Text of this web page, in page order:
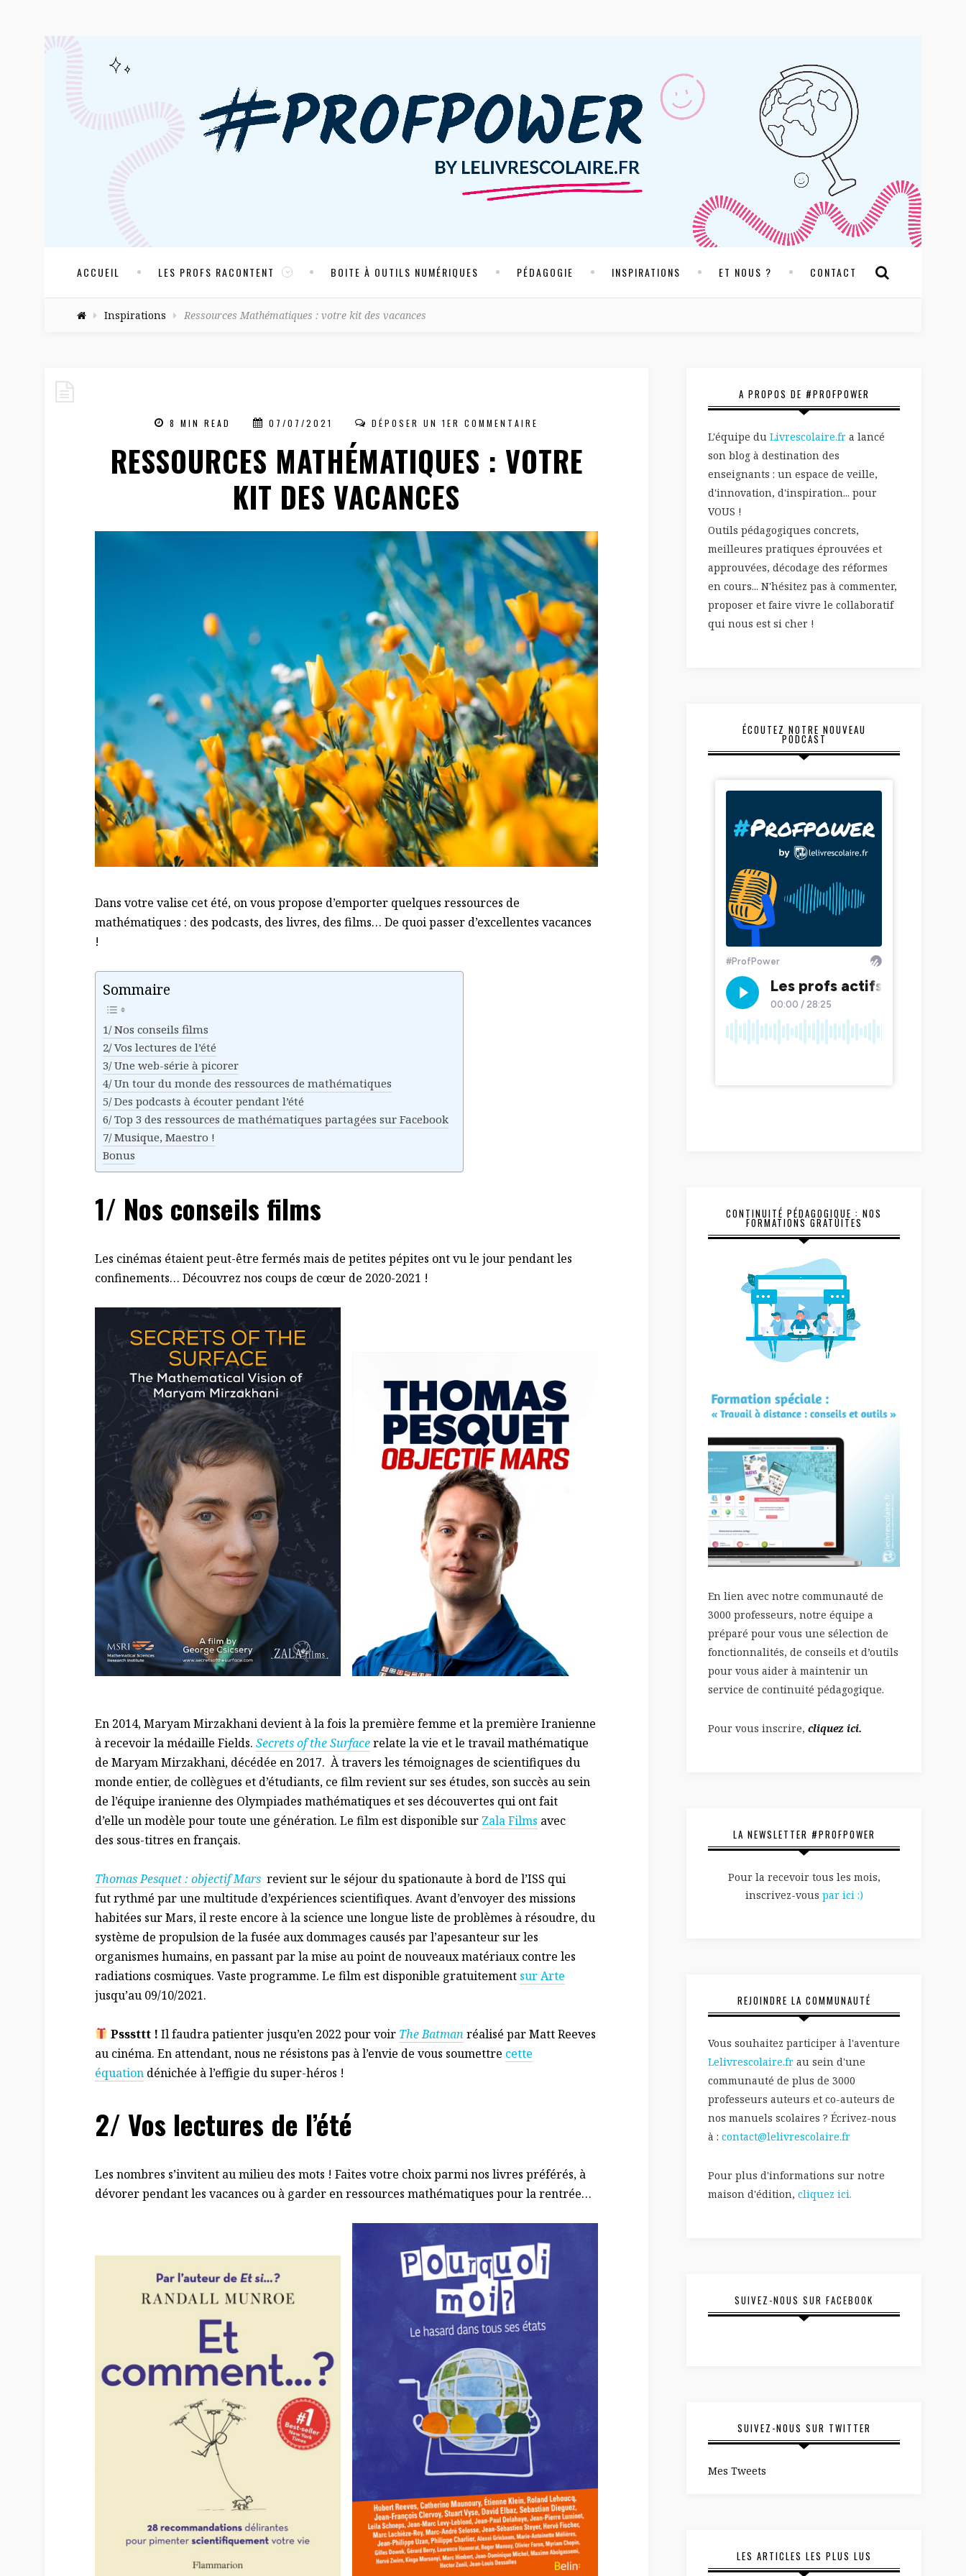
ACCUEIL LES PROFS RACONTENT BOITE À OUTILS NUMÉRIQUES PÉDAGOGIE INSPIRATIONS ET NOUS ? CONTACT
Inspirations Ressources Mathématiques : votre kit des vacances
8 MIN READ 07/07/2021 DÉPOSER UN 1ER COMMENTAIRE
RESSOURCES MATHÉMATIQUES : VOTRE
KIT DES VACANCES
Dans votre valise cet été, on vous propose d’emporter quelques ressources de
mathématiques : des podcasts, des livres, des films… De quoi passer d’excellentes vacances
!
Sommaire
1/ Nos conseils films
2/ Vos lectures de l’été
3/ Une web-série à picorer
4/ Un tour du monde des ressources de mathématiques
5/ Des podcasts à écouter pendant l’été
6/ Top 3 des ressources de mathématiques partagées sur Facebook
7/ Musique, Maestro !
Bonus
1/ Nos conseils films
Les cinémas étaient peut-être fermés mais de petites pépites ont vu le jour pendant les
confinements… Découvrez nos coups de cœur de 2020-2021 !
En 2014, Maryam Mirzakhani devient à la fois la première femme et la première Iranienne
à recevoir la médaille Fields. Secrets of the Surfacerelate la vie et le travail mathématique
de Maryam Mirzakhani, décédée en 2017. À travers les témoignages de scientifiques du
monde entier, de collègues et d’étudiants, ce film revient sur ses études, son succès au sein
de l’équipe iranienne des Olympiades mathématiques et ses découvertes qui ont fait
d’elle un modèle pour toute une génération. Le film est disponible sur Zala Films avec
des sous-titres en français.
Thomas Pesquet : objectif Mars revient sur le séjour du spationaute à bord de l’ISS qui
fut rythmé par une multitude d’expériences scientifiques. Avant d’envoyer des missions
habitées sur Mars, il reste encore à la science une longue liste de problèmes à résoudre, du
système de propulsion de la fusée aux dommages causés par l’apesanteur sur les
organismes humains, en passant par la mise au point de nouveaux matériaux contre les
radiations cosmiques. Vaste programme. Le film est disponible gratuitement sur Arte
jusqu’au 09/10/2021.
Psssttt !Il faudra patienter jusqu’en 2022 pour voir The Batman réalisé par Matt Reeves
au cinéma. En attendant, nous ne résistons pas à l’envie de vous soumettre cette
équation dénichée à l’effigie du super-héros !
2/ Vos lectures de l’été
Les nombres s’invitent au milieu des mots ! Faites votre choix parmi nos livres préférés, à
dévorer pendant les vacances ou à garder en ressources mathématiques pour la rentrée…
A PROPOS DE #PROFPOWER
L'équipe du Livrescolaire.fr a lancé
son blog à destination des
enseignants : un espace de veille,
d'innovation, d'inspiration... pour
VOUS !
Outils pédagogiques concrets,
meilleures pratiques éprouvées et
approuvées, décodage des réformes
en cours... N'hésitez pas à commenter,
proposer et faire vivre le collaboratif
qui nous est si cher !
ÉCOUTEZ NOTRE NOUVEAU
PODCAST
CONTINUITÉ PÉDAGOGIQUE : NOS
FORMATIONS GRATUITES
En lien avec notre communauté de
3000 professeurs, notre équipe a
préparé pour vous une sélection de
fonctionnalités, de conseils et d’outils
pour vous aider à maintenir un
service de continuité pédagogique.
Pour vous inscrire, cliquez ici.
LA NEWSLETTER #PROFPOWER
Pour la recevoir tous les mois,
inscrivez-vous par ici :)
REJOINDRE LA COMMUNAUTÉ
Vous souhaitez participer à l'aventure
Lelivrescolaire.fr au sein d'une
communauté de plus de 3000
professeurs auteurs et co-auteurs de
nos manuels scolaires ? Écrivez-nous
à : contact@lelivrescolaire.fr
Pour plus d'informations sur notre
maison d'édition, cliquez ici.
SUIVEZ-NOUS SUR FACEBOOK
SUIVEZ-NOUS SUR TWITTER
Mes Tweets
LES ARTICLES LES PLUS LUS